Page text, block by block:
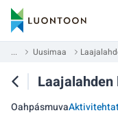
... Uusimaa
Oahpásmuva